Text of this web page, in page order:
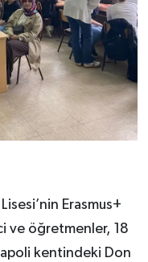
Erasmus+
ve öğretmenler, 18
kentindeki Don